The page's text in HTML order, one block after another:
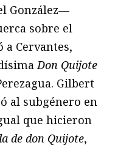
González—
sobre el
Cervantes,
Don Quijote
Gilbert
al subgénero en
que hicieron
de don Quijote,